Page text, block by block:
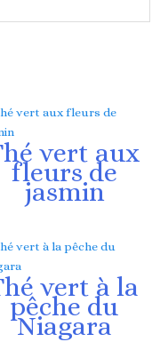
vert aux
fleurs de
jasmin
vert à la
pêche du
Niagara